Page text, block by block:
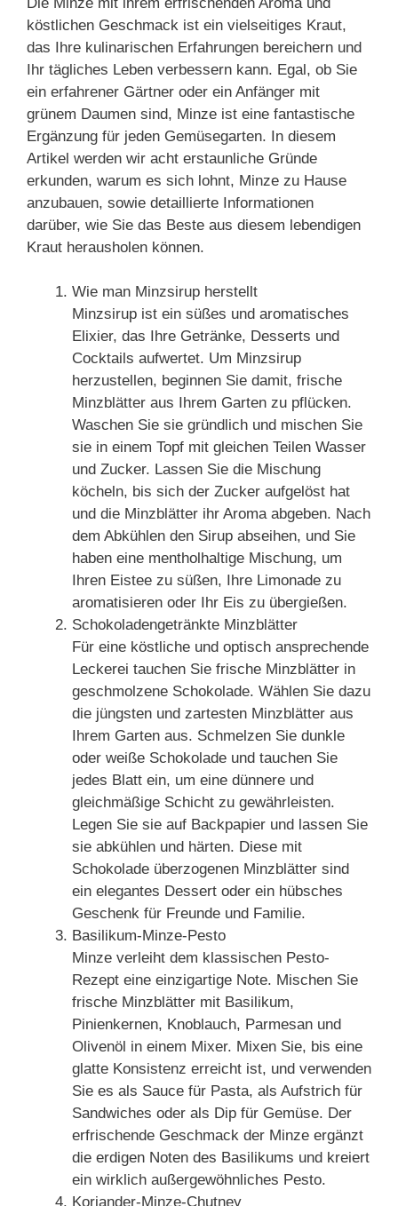
köstlichen Geschmack ist ein vielseitiges Kraut,
das Ihre kulinarischen Erfahrungen bereichern und
Ihr tägliches Leben verbessern kann. Egal, ob Sie
ein erfahrener Gärtner oder ein Anfänger mit
grünem Daumen sind, Minze ist eine fantastische
Ergänzung für jeden Gemüsegarten. In diesem
Artikel werden wir acht erstaunliche Gründe
erkunden, warum es sich lohnt, Minze zu Hause
anzubauen, sowie detaillierte Informationen
darüber, wie Sie das Beste aus diesem lebendigen
Kraut herausholen können.
Wie man Minzsirup herstellt
Minzsirup ist ein süßes und aromatisches
Elixier, das Ihre Getränke, Desserts und
Cocktails aufwertet. Um Minzsirup
herzustellen, beginnen Sie damit, frische
Minzblätter aus Ihrem Garten zu pflücken.
Waschen Sie sie gründlich und mischen Sie
sie in einem Topf mit gleichen Teilen Wasser
und Zucker. Lassen Sie die Mischung
köcheln, bis sich der Zucker aufgelöst hat
und die Minzblätter ihr Aroma abgeben. Nach
dem Abkühlen den Sirup abseihen, und Sie
haben eine mentholhaltige Mischung, um
Ihren Eistee zu süßen, Ihre Limonade zu
aromatisieren oder Ihr Eis zu übergießen.
Schokoladengetränkte Minzblätter
Für eine köstliche und optisch ansprechende
Leckerei tauchen Sie frische Minzblätter in
geschmolzene Schokolade. Wählen Sie dazu
die jüngsten und zartesten Minzblätter aus
Ihrem Garten aus. Schmelzen Sie dunkle
oder weiße Schokolade und tauchen Sie
jedes Blatt ein, um eine dünnere und
gleichmäßige Schicht zu gewährleisten.
Legen Sie sie auf Backpapier und lassen Sie
sie abkühlen und härten. Diese mit
Schokolade überzogenen Minzblätter sind
ein elegantes Dessert oder ein hübsches
Geschenk für Freunde und Familie.
Basilikum-Minze-Pesto
Minze verleiht dem klassischen Pesto-
Rezept eine einzigartige Note. Mischen Sie
frische Minzblätter mit Basilikum,
Pinienkernen, Knoblauch, Parmesan und
Olivenöl in einem Mixer. Mixen Sie, bis eine
glatte Konsistenz erreicht ist, und verwenden
Sie es als Sauce für Pasta, als Aufstrich für
Sandwiches oder als Dip für Gemüse. Der
erfrischende Geschmack der Minze ergänzt
die erdigen Noten des Basilikums und kreiert
ein wirklich außergewöhnliches Pesto.
Koriander-Minze-Chutney